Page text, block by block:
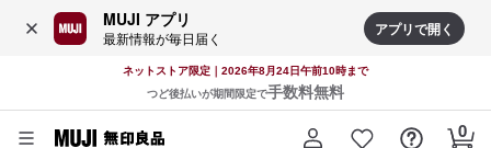
MUJI アプリ
最新情報が毎日届く アプリで開く
ネットストア限定｜2026年8月24日午前10時まで
つど後払いが期間限定で手数料無料